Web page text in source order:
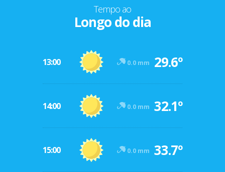
Tempo ao
Longo do dia
13:00 0.0 mm 29.6º
14:00 0.0 mm 32.1º
15:00 0.0 mm 33.7º